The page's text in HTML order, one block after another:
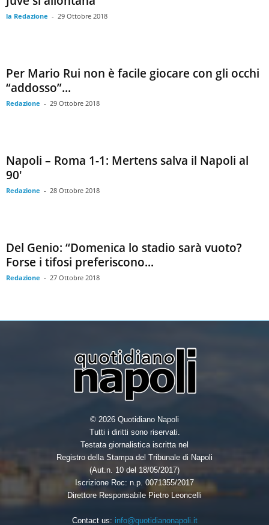
la Redazione - 29 Ottobre 2018
Per Mario Rui non è facile giocare con gli occhi
“addosso”...
Redazione - 29 Ottobre 2018
Napoli – Roma 1-1: Mertens salva il Napoli al
90′
Redazione - 28 Ottobre 2018
Del Genio: “Domenica lo stadio sarà vuoto?
Forse i tifosi preferiscono...
Redazione - 27 Ottobre 2018
© 2026 Quotidiano Napoli
Tutti i diritti sono riservati.
Testata giornalistica iscritta nel
Registro della Stampa del Tribunale di Napoli
(Aut.n. 10 del 18/05/2017)
Iscrizione Roc: n.p. 0071355/2017
Direttore Responsabile Pietro Leoncelli
Contact us: info@quotidianonapoli.it